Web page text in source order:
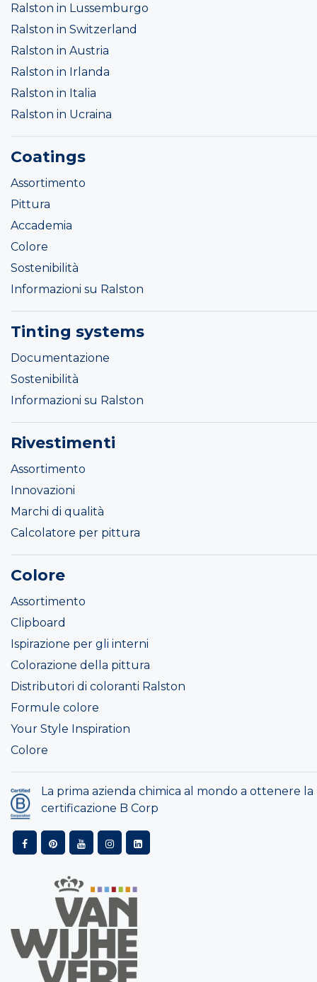
Ralston in Lussemburgo
Ralston in Switzerland
Ralston in Austria
Ralston in Irlanda
Ralston in Italia
Ralston in Ucraina
Coatings
Assortimento
Pittura
Accademia
Colore
Sostenibilità
Informazioni su Ralston
Tinting systems
Documentazione
Sostenibilità
Informazioni su Ralston
Rivestimenti
Assortimento
Innovazioni
Marchi di qualità
Calcolatore per pittura
Colore
Assortimento
Clipboard
Ispirazione per gli interni
Colorazione della pittura
Distributori di coloranti Ralston
Formule colore
Your Style Inspiration
Colore
La prima azienda chimica al mondo a ottenere la
certificazione B Corp